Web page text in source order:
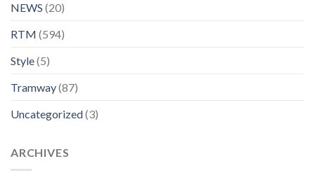
NEWS (20)
RTM (594)
Style(5)
Tramway(87)
Uncategorized(3)
ARCHIVES